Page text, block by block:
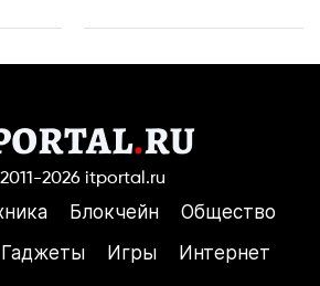
2026 itportal.ru
Блокчейн
Общество
Гаджеты Игры
Интернет